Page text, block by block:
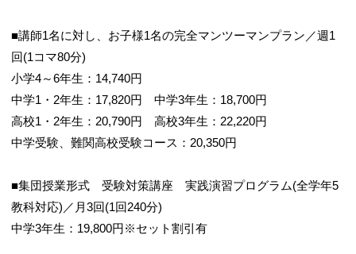
■講師1名に対し、お子様1名の完全マンツーマンプラン／週1
回(1コマ80分)
小学4～6年生：14,740円
中学1・2年生：17,820円 中学3年生：18,700円
高校1・2年生：20,790円 高校3年生：22,220円
中学受験、難関高校受験コース：20,350円
■集団授業形式 受験対策講座 実践演習プログラム(全学年5
教科対応)／月3回(1回240分)
中学3年生：19,800円※セット割引有